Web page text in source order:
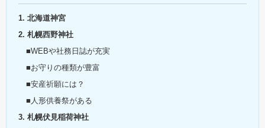
1. 北海道神宮
2. 札幌西野神社
■WEBや社務日誌が充実
■お守りの種類が豊富
■安産祈願には？
■人形供養祭がある
3. 札幌伏見稲荷神社